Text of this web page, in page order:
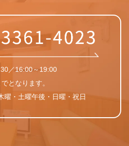
／16:00～19:00
となります。
曜・土曜午後・日曜・祝日